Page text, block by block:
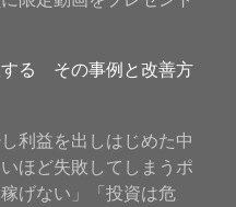
する その事例と改善方
利益を出しはじめた中
ほど失敗してしまうポ
げない」「投資は危